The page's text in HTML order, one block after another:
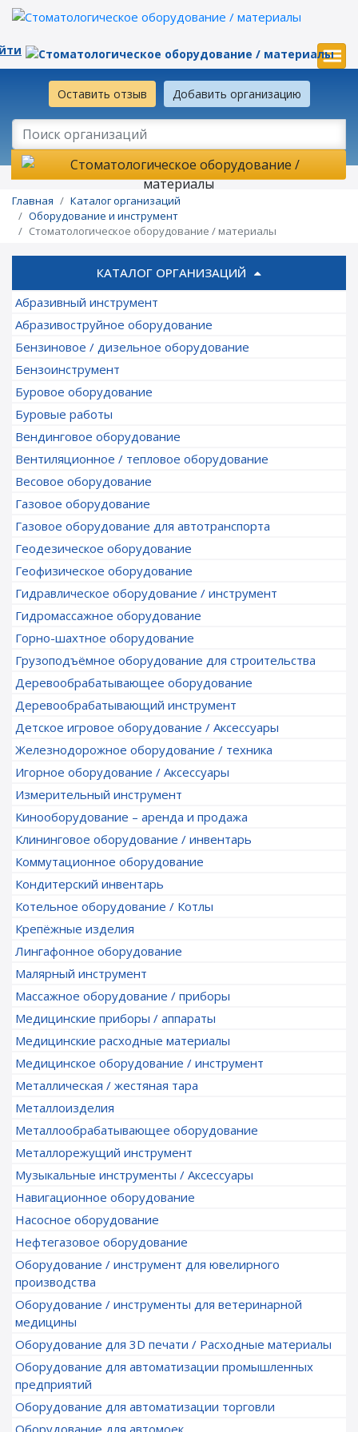
Оставить отзыв Добавить организацию
Главная
Каталог организаций
Оборудование и инструмент
Стоматологическое оборудование / материалы
КАТАЛОГ ОРГАНИЗАЦИЙ
Абразивный инструмент
Абразивоструйное оборудование
Бензиновое / дизельное оборудование
Бензоинструмент
Буровое оборудование
Буровые работы
Вендинговое оборудование
Вентиляционное / тепловое оборудование
Весовое оборудование
Газовое оборудование
Газовое оборудование для автотранспорта
Геодезическое оборудование
Геофизическое оборудование
Гидравлическое оборудование / инструмент
Гидромассажное оборудование
Горно-шахтное оборудование
Грузоподъёмное оборудование для строительства
Деревообрабатывающее оборудование
Деревообрабатывающий инструмент
Детское игровое оборудование / Аксессуары
Железнодорожное оборудование / техника
Игорное оборудование / Аксессуары
Измерительный инструмент
Кинооборудование – аренда и продажа
Клининговое оборудование / инвентарь
Коммутационное оборудование
Кондитерский инвентарь
Котельное оборудование / Котлы
Крепёжные изделия
Лингафонное оборудование
Малярный инструмент
Массажное оборудование / приборы
Медицинские приборы / аппараты
Медицинские расходные материалы
Медицинское оборудование / инструмент
Металлическая / жестяная тара
Металлоизделия
Металлообрабатывающее оборудование
Металлорежущий инструмент
Музыкальные инструменты / Аксессуары
Навигационное оборудование
Насосное оборудование
Нефтегазовое оборудование
Оборудование / инструмент для ювелирного
производства
Оборудование / инструменты для ветеринарной
медицины
Оборудование для 3D печати / Расходные материалы
Оборудование для автоматизации промышленных
предприятий
Оборудование для автоматизации торговли
Оборудование для автомоек